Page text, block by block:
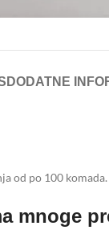
DODATNE
od po 100 komada.
mnoge